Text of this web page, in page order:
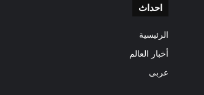
احداث
الرئيسية
أخبار العالم
عربى